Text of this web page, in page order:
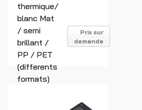
thermique/
blanc Mat
/ semi
brillant /
PP / PET
(differents
formats)
Prix sur
demande